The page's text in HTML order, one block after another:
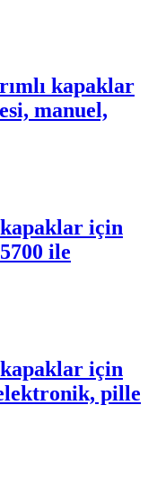
kapaklar
manuel,
kapaklar için
ile
kapaklar için
elektronik, pille